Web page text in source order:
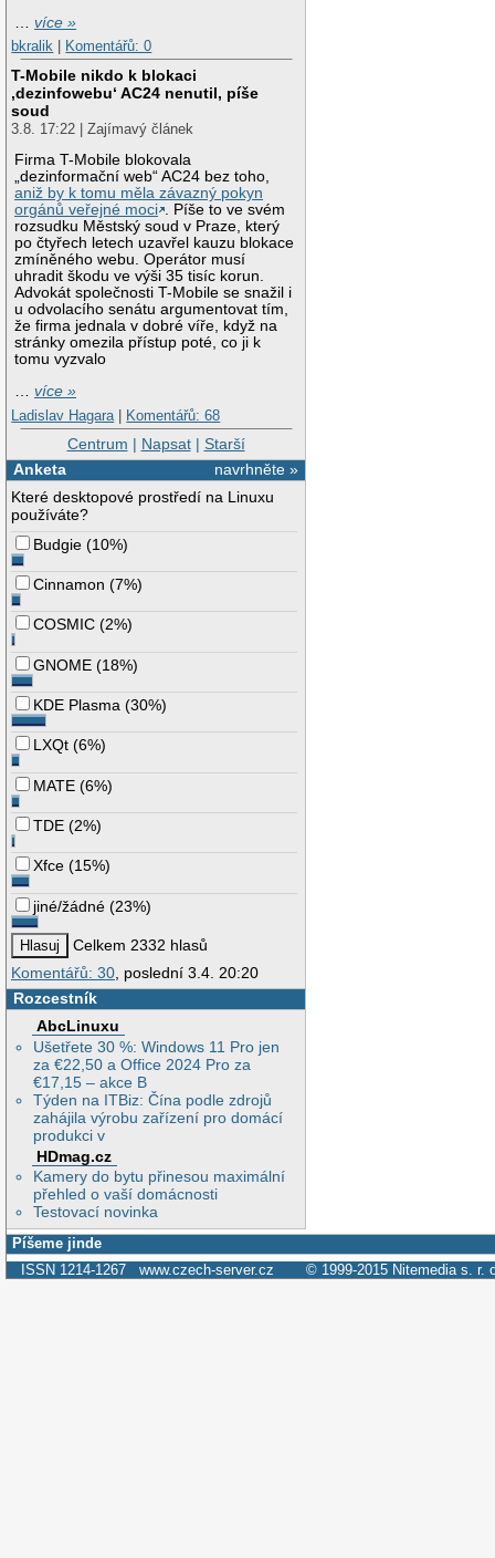
…více »
bkralik
Komentářů: 0
T-Mobile nikdo k blokaci
‚dezinfowebu‘ AC24 nenutil, píše
soud
3.8. 17:22 | Zajímavý článek
Firma T-Mobile blokovala
„dezinformační web“ AC24 bez toho,
aniž by k tomu měla závazný pokyn
orgánů veřejné moci . Píše to ve svém
rozsudku Městský soud v Praze, který
po čtyřech letech uzavřel kauzu blokace
zmíněného webu. Operátor musí
uhradit škodu ve výši 35 tisíc korun.
Advokát společnosti T-Mobile se snažil i
u odvolacího senátu argumentovat tím,
že firma jednala v dobré víře, když na
stránky omezila přístup poté, co ji k
tomu vyzvalo
…více »
Ladislav Hagara | Komentářů: 68
Centrum | Napsat| Starší
navrhněte »
Anketa
Které desktopové prostředí na Linuxu
používáte?
Budgie (10%)
Cinnamon (7%)
COSMIC (2%)
GNOME (18%)
KDE Plasma (30%)
LXQt (6%)
MATE (6%)
TDE (2%)
Xfce (15%)
jiné/žádné (23%)
Celkem 2332 hlasů
Komentářů: 30, poslední 3.4. 20:20
Rozcestník
AbcLinuxu
Ušetřete 30 %: Windows 11 Pro jen
za €22,50 a Office 2024 Pro za
€17,15 – akce B
Týden na ITBiz: Čína podle zdrojů
zahájila výrobu zařízení pro domácí
produkci v
HDmag.cz
Kamery do bytu přinesou maximální
přehled o vaší domácnosti
Testovací novinka
Píšeme jinde
ISSN 1214-1267 www.czech-server.cz © 1999-2015 Nitemedia s. r.